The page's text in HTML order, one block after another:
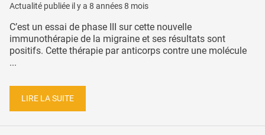
Actualité publiée il y a 8 années 8 mois
C’est un essai de phase III sur cette nouvelle
immunothérapie de la migraine et ses résultats sont
positifs. Cette thérapie par anticorps contre une molécule
...
LIRE LA SUITE